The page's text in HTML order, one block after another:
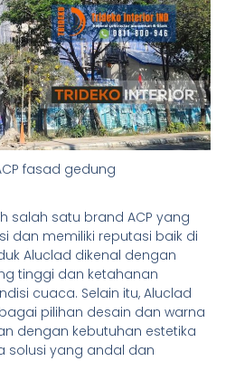
fasad gedung
salah satu brand ACP yang
dan memiliki reputasi baik di
Aluclad dikenal dengan
tinggi dan ketahanan
cuaca. Selain itu, Aluclad
pilihan desain dan warna
dengan kebutuhan estetika
solusi yang andal dan